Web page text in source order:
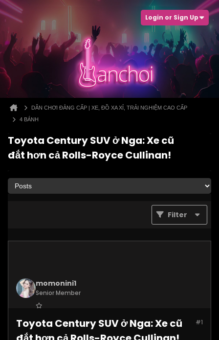
Login or Sign Up
DÂN CHƠI ĐẲNG CẤP | XE, ĐỒ XA XỈ, TRẢI NGHIỆM CAO CẤP
4 BÁNH
Toyota Century SUV ở Nga: Xe cũ
đắt hơn cả Rolls-Royce Cullinan!
Filter
momonini1
Senior Member
Posts: 5399 #1
Toyota Century SUV ở Nga: Xe cũ